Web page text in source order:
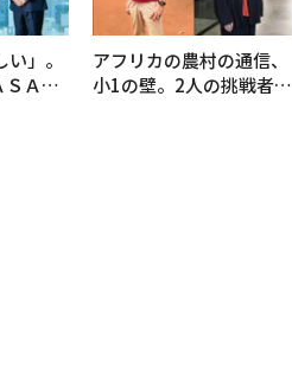
」。
Ａと
アフリカの農村の通信、
小1の壁。2人の挑戦者が